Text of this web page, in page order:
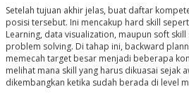
Setelah tujuan akhir jelas, buat daftar
posisi tersebut. Ini mencakup hard skill
Learning, data visualization, maupun soft
problem solving. Di tahap ini, backward
memecah target besar menjadi beberapa
melihat mana skill yang harus dikuasai sejak
dikembangkan ketika sudah berada di level